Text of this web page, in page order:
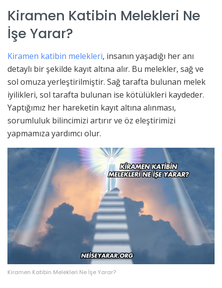
Kiramen Katibin Melekleri Ne
İşe Yarar?
Kiramen katibin melekleri, insanın yaşadığı her anı
detaylı bir şekilde kayıt altına alır. Bu melekler, sağ ve
sol omuza yerleştirilmiştir. Sağ tarafta bulunan melek
iyilikleri, sol tarafta bulunan ise kötülükleri kaydeder.
Yaptığımız her hareketin kayıt altına alınması,
sorumluluk bilincimizi artırır ve öz eleştirimizi
yapmamıza yardımcı olur.
Kiramen Katibin Melekleri Ne İşe Yarar?